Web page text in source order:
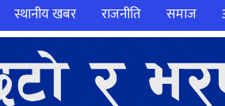
स्थानीय खबर राजनीति समाज